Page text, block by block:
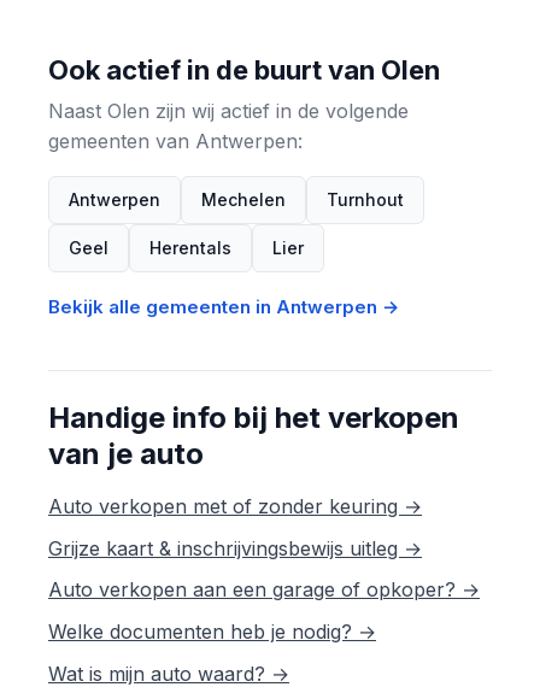
Ook actief in de buurt van Olen
Naast Olen zijn wij actief in de volgende
gemeenten van Antwerpen:
Antwerpen Mechelen Turnhout
Geel Herentals Lier
Bekijk alle gemeenten in Antwerpen →
Handige info bij het verkopen
van je auto
Auto verkopen met of zonder keuring →
Grijze kaart & inschrijvingsbewijs uitleg →
Auto verkopen aan een garage of opkoper? →
Welke documenten heb je nodig? →
Wat is mijn auto waard? →